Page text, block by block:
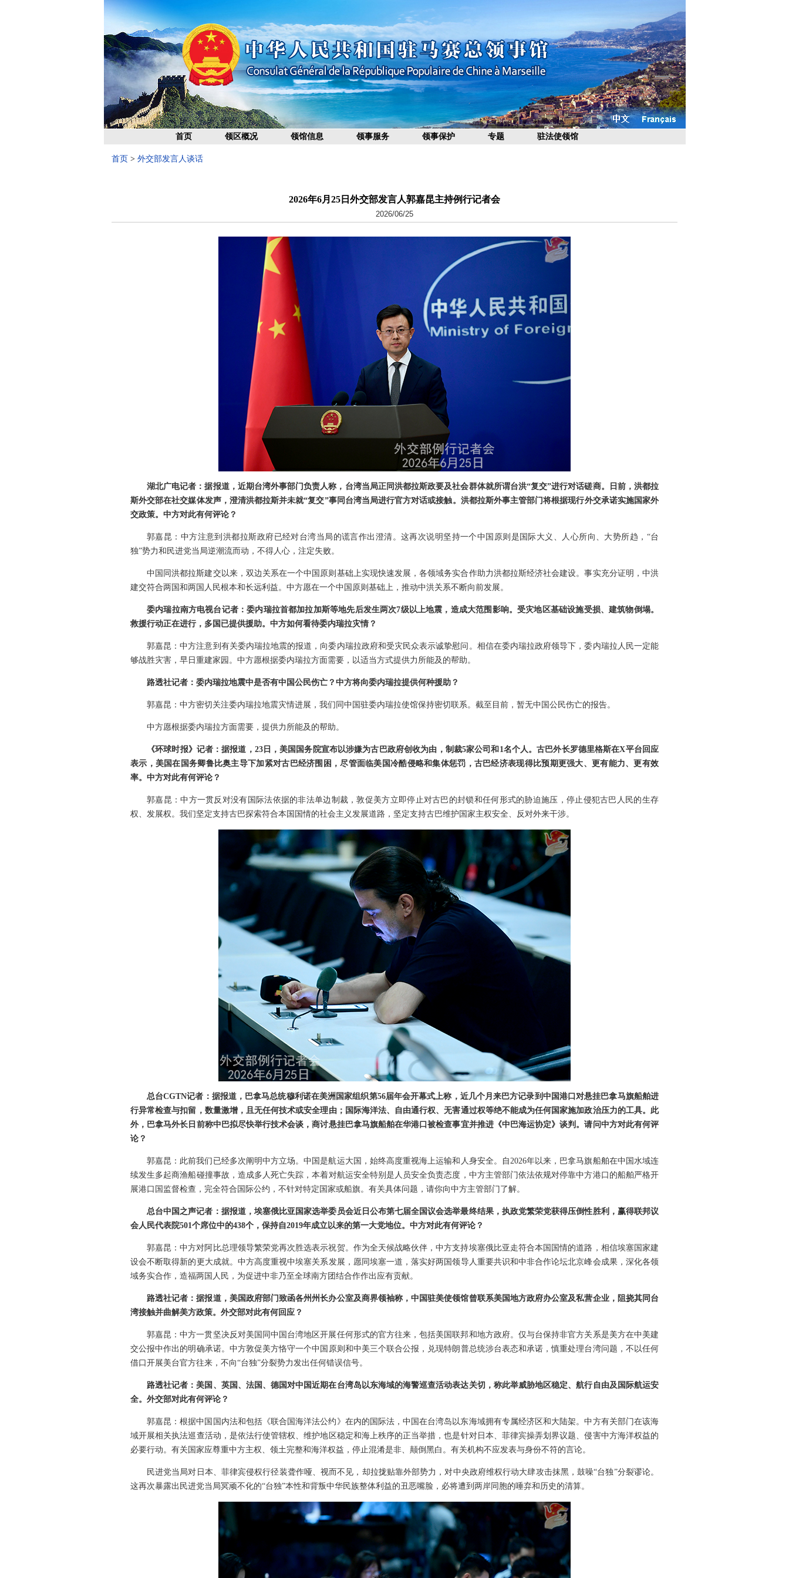
首页 领区概况 领馆信息 领事服务 领事保护 专题 驻法使领馆
首页 > 外交部发言人谈话
2026年6月25日外交部发言人郭嘉昆主持例行记者会
2026/06/25
湖北广电记者：据报道，近期台湾外事部门负责人称，台湾当局正同洪都拉斯政要及社会群体就所谓台洪“复交”进行对话磋商。日前，洪都拉
斯外交部在社交媒体发声，澄清洪都拉斯并未就“复交”事同台湾当局进行官方对话或接触。洪都拉斯外事主管部门将根据现行外交承诺实施国家外
交政策。中方对此有何评论？
郭嘉昆：中方注意到洪都拉斯政府已经对台湾当局的谎言作出澄清。这再次说明坚持一个中国原则是国际大义、人心所向、大势所趋，“台
独”势力和民进党当局逆潮流而动，不得人心，注定失败。
中国同洪都拉斯建交以来，双边关系在一个中国原则基础上实现快速发展，各领域务实合作助力洪都拉斯经济社会建设。事实充分证明，中洪
建交符合两国和两国人民根本和长远利益。中方愿在一个中国原则基础上，推动中洪关系不断向前发展。
委内瑞拉南方电视台记者：委内瑞拉首都加拉加斯等地先后发生两次7级以上地震，造成大范围影响。受灾地区基础设施受损、建筑物倒塌。
救援行动正在进行，多国已提供援助。中方如何看待委内瑞拉灾情？
郭嘉昆：中方注意到有关委内瑞拉地震的报道，向委内瑞拉政府和受灾民众表示诚挚慰问。相信在委内瑞拉政府领导下，委内瑞拉人民一定能
够战胜灾害，早日重建家园。中方愿根据委内瑞拉方面需要，以适当方式提供力所能及的帮助。
路透社记者：委内瑞拉地震中是否有中国公民伤亡？中方将向委内瑞拉提供何种援助？
郭嘉昆：中方密切关注委内瑞拉地震灾情进展，我们同中国驻委内瑞拉使馆保持密切联系。截至目前，暂无中国公民伤亡的报告。
中方愿根据委内瑞拉方面需要，提供力所能及的帮助。
《环球时报》记者：据报道，23日，美国国务院宣布以涉嫌为古巴政府创收为由，制裁5家公司和1名个人。古巴外长罗德里格斯在X平台回应
表示，美国在国务卿鲁比奥主导下加紧对古巴经济围困，尽管面临美国冷酷侵略和集体惩罚，古巴经济表现得比预期更强大、更有能力、更有效
率。中方对此有何评论？
郭嘉昆：中方一贯反对没有国际法依据的非法单边制裁，敦促美方立即停止对古巴的封锁和任何形式的胁迫施压，停止侵犯古巴人民的生存
权、发展权。我们坚定支持古巴探索符合本国国情的社会主义发展道路，坚定支持古巴维护国家主权安全、反对外来干涉。
总台CGTN记者：据报道，巴拿马总统穆利诺在美洲国家组织第56届年会开幕式上称，近几个月来巴方记录到中国港口对悬挂巴拿马旗船舶进
行异常检查与扣留，数量激增，且无任何技术或安全理由；国际海洋法、自由通行权、无害通过权等绝不能成为任何国家施加政治压力的工具。此
外，巴拿马外长日前称中巴拟尽快举行技术会谈，商讨悬挂巴拿马旗船舶在华港口被检查事宜并推进《中巴海运协定》谈判。请问中方对此有何评
论？
郭嘉昆：此前我们已经多次阐明中方立场。中国是航运大国，始终高度重视海上运输和人身安全。自2026年以来，巴拿马旗船舶在中国水域连
续发生多起商渔船碰撞事故，造成多人死亡失踪，本着对航运安全特别是人员安全负责态度，中方主管部门依法依规对停靠中方港口的船舶严格开
展港口国监督检查，完全符合国际公约，不针对特定国家或船旗。有关具体问题，请你向中方主管部门了解。
总台中国之声记者：据报道，埃塞俄比亚国家选举委员会近日公布第七届全国议会选举最终结果，执政党繁荣党获得压倒性胜利，赢得联邦议
会人民代表院501个席位中的438个，保持自2019年成立以来的第一大党地位。中方对此有何评论？
郭嘉昆：中方对阿比总理领导繁荣党再次胜选表示祝贺。作为全天候战略伙伴，中方支持埃塞俄比亚走符合本国国情的道路，相信埃塞国家建
设会不断取得新的更大成就。中方高度重视中埃塞关系发展，愿同埃塞一道，落实好两国领导人重要共识和中非合作论坛北京峰会成果，深化各领
域务实合作，造福两国人民，为促进中非乃至全球南方团结合作作出应有贡献。
路透社记者：据报道，美国政府部门致函各州州长办公室及商界领袖称，中国驻美使领馆曾联系美国地方政府办公室及私营企业，阻挠其同台
湾接触并曲解美方政策。外交部对此有何回应？
郭嘉昆：中方一贯坚决反对美国同中国台湾地区开展任何形式的官方往来，包括美国联邦和地方政府。仅与台保持非官方关系是美方在中美建
交公报中作出的明确承诺。中方敦促美方恪守一个中国原则和中美三个联合公报，兑现特朗普总统涉台表态和承诺，慎重处理台湾问题，不以任何
借口开展美台官方往来，不向“台独”分裂势力发出任何错误信号。
路透社记者：美国、英国、法国、德国对中国近期在台湾岛以东海域的海警巡查活动表达关切，称此举威胁地区稳定、航行自由及国际航运安
全。外交部对此有何评论？
郭嘉昆：根据中国国内法和包括《联合国海洋法公约》在内的国际法，中国在台湾岛以东海域拥有专属经济区和大陆架。中方有关部门在该海
域开展相关执法巡查活动，是依法行使管辖权、维护地区稳定和海上秩序的正当举措，也是针对日本、菲律宾操弄划界议题、侵害中方海洋权益的
必要行动。有关国家应尊重中方主权、领土完整和海洋权益，停止混淆是非、颠倒黑白。有关机构不应发表与身份不符的言论。
民进党当局对日本、菲律宾侵权行径装聋作哑、视而不见，却拉拢贴靠外部势力，对中央政府维权行动大肆攻击抹黑，鼓噪“台独”分裂谬论。
这再次暴露出民进党当局冥顽不化的“台独”本性和背叛中华民族整体利益的丑恶嘴脸，必将遭到两岸同胞的唾弃和历史的清算。